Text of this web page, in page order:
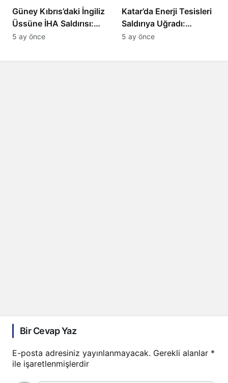
Güney Kıbrıs’daki İngiliz
Üssüne İHA Saldırısı:
Patlama, Sirenler ve
5 ay önce
Katar’da Enerji Tesisleri
Saldırıya Uğradı:
Avrupa’da Doğalgaz
5 ay önce
Bir Cevap Yaz
E-posta adresiniz yayınlanmayacak. Gerekli alanlar *
ile işaretlenmişlerdir